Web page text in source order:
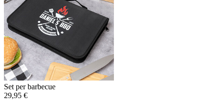
Set per barbecue
29,95 €